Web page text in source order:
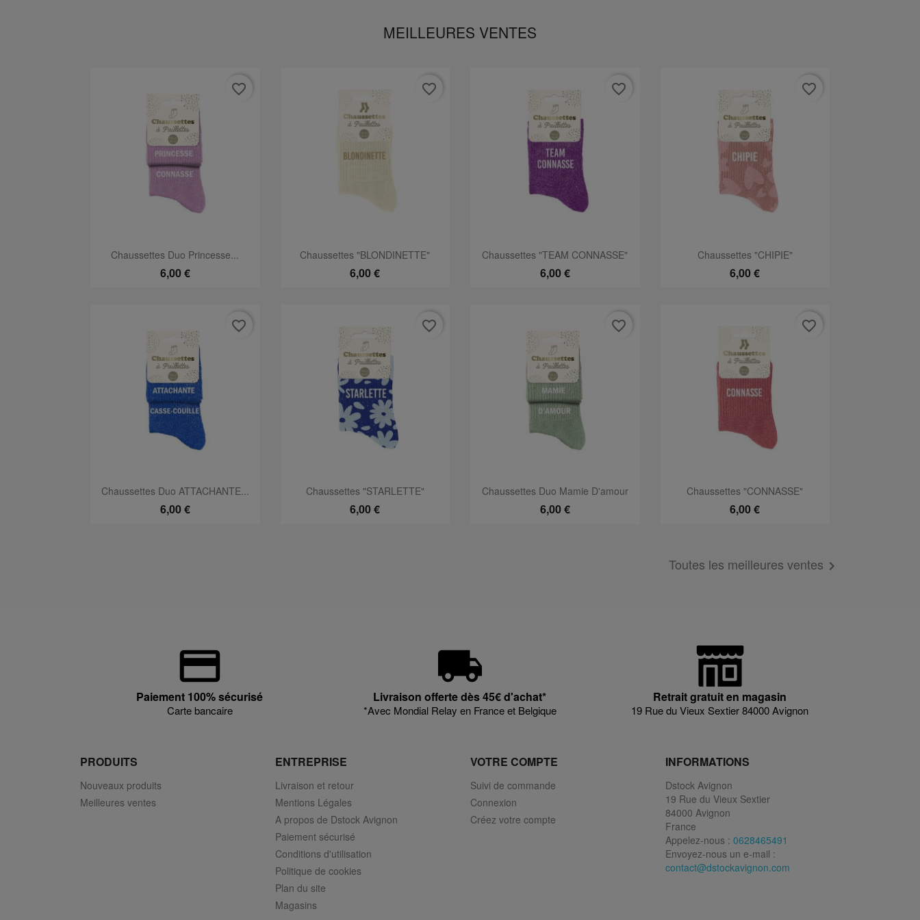
MEILLEURES VENTES
Aperçu rapide
Chaussettes Duo Princesse...
6,00 €
favorite_border
Aperçu rapide
Chaussettes "BLONDINETTE"
6,00 €
favorite_border
Aperçu rapide
Chaussettes "TEAM CONNASSE"
6,00 €
favorite_border
Aperçu rapide
Chaussettes "CHIPIE"
6,00 €
favorite_border
Aperçu rapide
Chaussettes Duo ATTACHANTE...
6,00 €
favorite_border
Aperçu rapide
Chaussettes "STARLETTE"
6,00 €
favorite_border
Aperçu rapide
Chaussettes Duo Mamie D'amour
6,00 €
favorite_border
Aperçu rapide
Chaussettes "CONNASSE"
6,00 €
favorite_border
Toutes les meilleures ventes 
Paiement 100% sécurisé
Carte bancaire
Livraison offerte dès 45€ d'achat*
*Avec Mondial Relay en France et Belgique
Retrait gratuit en magasin
19 Rue du Vieux Sextier 84000 Avignon
PRODUITS
Nouveaux produits
Meilleures ventes
ENTREPRISE
Livraison et retour
Mentions Légales
A propos de Dstock Avignon
Paiement sécurisé
Conditions d'utilisation
Politique de cookies
Plan du site
Magasins
VOTRE COMPTE
Suivi de commande
Connexion
Créez votre compte
INFORMATIONS
Dstock Avignon
19 Rue du Vieux Sextier
84000 Avignon
France
Appelez-nous : 0628465491
Envoyez-nous un e-mail :
contact@dstockavignon.com